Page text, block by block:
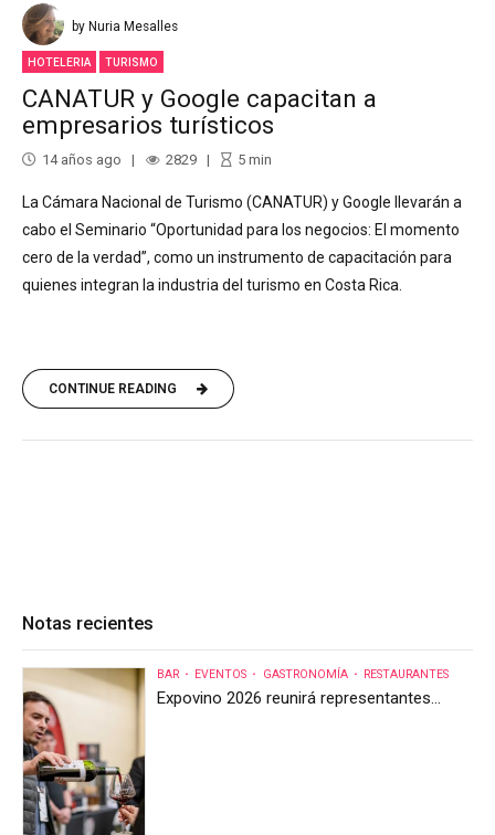
by Nuria Mesalles
HOTELERIA TURISMO
CANATUR y Google capacitan a
empresarios turísticos
14 años ago 2829 5min
La Cámara Nacional de Turismo (CANATUR) y Google llevarán a
cabo el Seminario “Oportunidad para los negocios: El momento
cero de la verdad”, como un instrumento de capacitación para
quienes integran la industria del turismo en Costa Rica.
CONTINUE READING
Notas recientes
BAR EVENTOS GASTRONOMÍA RESTAURANTES
Expovino 2026 reunirá representantes